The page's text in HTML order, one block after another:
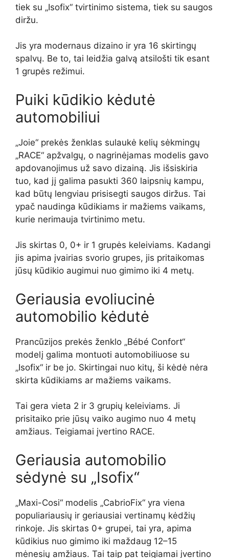
tiek su „Isofix“ tvirtinimo sistema, tiek su saugos
diržu.
Jis yra modernaus dizaino ir yra 16 skirtingų
spalvų. Be to, tai leidžia galvą atsilošti tik esant
1 grupės režimui.
Puiki kūdikio kėdutė
automobiliui
„Joie“ prekės ženklas sulaukė kelių sėkmingų
„RACE“ apžvalgų, o nagrinėjamas modelis gavo
apdovanojimus už savo dizainą. Jis išsiskiria
tuo, kad jį galima pasukti 360 laipsnių kampu,
kad būtų lengviau prisisegti saugos diržus. Tai
ypač naudinga kūdikiams ir mažiems vaikams,
kurie nerimauja tvirtinimo metu.
Jis skirtas 0, 0+ ir 1 grupės keleiviams. Kadangi
jis apima įvairias svorio grupes, jis pritaikomas
jūsų kūdikio augimui nuo gimimo iki 4 metų.
Geriausia evoliucinė
automobilio kėdutė
Prancūzijos prekės ženklo „Bébé Confort“
modelį galima montuoti automobiliuose su
„Isofix“ ir be jo. Skirtingai nuo kitų, ši kėdė nėra
skirta kūdikiams ar mažiems vaikams.
Tai gera vieta 2 ir 3 grupių keleiviams. Ji
prisitaiko prie jūsų vaiko augimo nuo 4 metų
amžiaus. Teigiamai įvertino RACE.
Geriausia automobilio
sėdynė su „Isofix“
„Maxi-Cosi“ modelis „CabrioFix“ yra viena
populiariausių ir geriausiai vertinamų kėdžių
rinkoje. Jis skirtas 0+ grupei, tai yra, apima
kūdikius nuo gimimo iki maždaug 12–15
mėnesių amžiaus. Tai taip pat teigiamai įvertino